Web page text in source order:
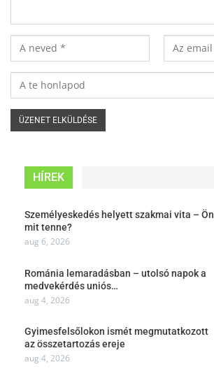
HÍREK
Személyeskedés helyett szakmai vita – Ön
mit tenne?
aug 6, 2026
Románia lemaradásban – utolsó napok a
medvekérdés uniós…
aug 4, 2026
Gyimesfelsőlokon ismét megmutatkozott
az összetartozás ereje
aug 4, 2026